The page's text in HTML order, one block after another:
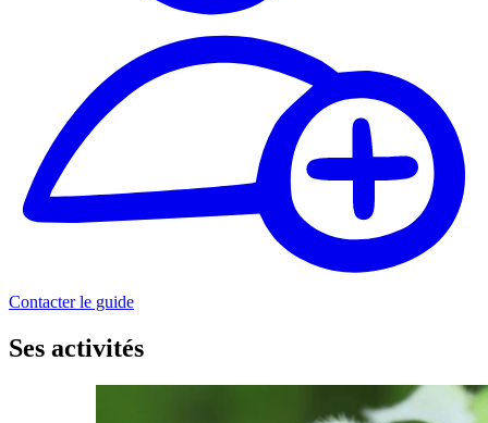
Contacter le guide
Ses activités